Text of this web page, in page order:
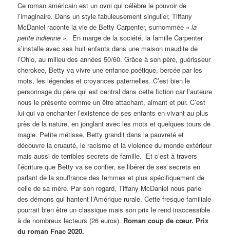
Ce roman américain est un ovni qui célèbre le pouvoir de
l’imaginaire. Dans un style fabuleusement singulier, Tiffany
McDaniel raconte la vie de Betty Carpenter, surnommée « la
petite indienne ». En marge de la société, la famille Carpenter
s’installe avec ses huit enfants dans une maison maudite de
l’Ohio, au milieu des années 50/60. Grâce à son père, guérisseur
cherokee, Betty va vivre une enfance poétique, bercée par les
mots, les légendes et croyances paternelles. C’est bien le
personnage du père qui est central dans cette fiction car l’auteure
nous le présente comme un être attachant, aimant et pur. C’est
lui qui va enchanter l’existence de ses enfants en vivant au plus
près de la nature, en jonglant avec les mots et quelques tours de
magie. Petite métisse, Betty grandit dans la pauvreté et
découvre la cruauté, le racisme et la violence du monde extérieur
mais aussi de terribles secrets de famille. Et c’est à travers
l’écriture que Betty va se confier, se libérer de ses secrets en
parlant de la souffrance des femmes et plus spécifiquement de
celle de sa mère. Par son regard, Tiffany McDaniel nous parle
des démons qui hantent l’Amérique rurale. Cette fresque familiale
pourrait bien être un classique mais son prix le rend inaccessible
à de nombreux lecteurs (26 euros). Roman coup de cœur. Prix
du roman Fnac 2020.